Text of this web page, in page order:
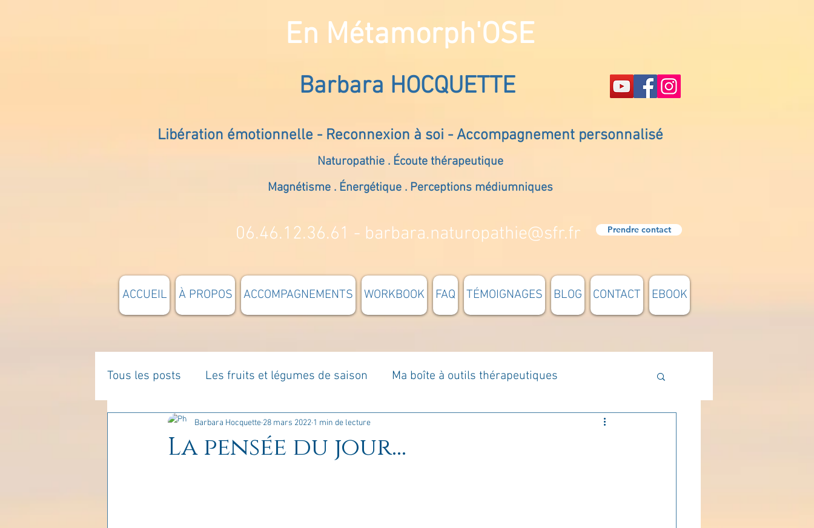
En Métamorph'OSE
Barbara HOCQUETTE
Libération émotionnelle - Reconnexion à soi - Accompagnement personnalisé
Naturopathie . Écoute thérapeutique
Magnétisme . Énergétique . Perceptions médiumniques
06.46.12.36.61 - barbara.naturopathie@sfr.fr Prendre contact
ACCUEIL À PROPOS ACCOMPAGNEMENTS WORKBOOK FAQ TÉMOIGNAGES BLOG CONTACT EBOOK
Tous les posts Les fruits et légumes de saison Ma boîte à outils thérapeutiques
La parentalité De vous à moi... Rome : voyage Méthodologie
La pensée du jour...
Barbara Hocquette 28 mars 2022 1 min de lecture